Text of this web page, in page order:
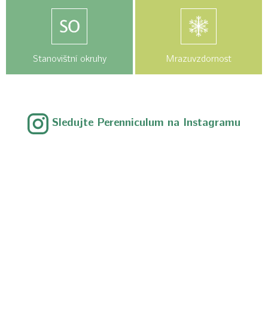
Stanovištní okruhy Mrazuvzdornost
Sledujte Perenniculum na Instagramu